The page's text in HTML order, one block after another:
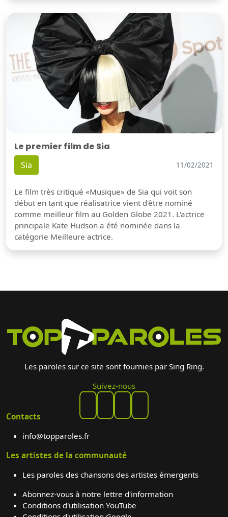
Le premier film de Sia
Sia 11/02/2021
Le film très critiqué «Musique» de Sia qui voit son
début en tant que réalisatrice vient d'être nominé
comme meilleur film au Golden Globe 2021. L'actrice
principale Kate Hudson a été nominée dans la
catégorie Meilleure actrice.
Les paroles sur ce site sont fournies par Sing Ring.
Suivez-nous
Contacts
info@topparoles.fr
Les artistes de la communauté
Les paroles des chansons des artistes émergents
Abonnez-vous à notre lettre d'information
Conditions d'utilisation YouTube